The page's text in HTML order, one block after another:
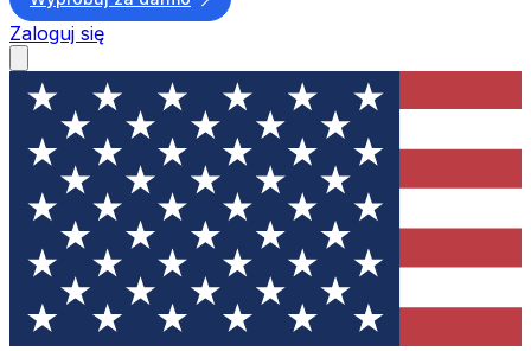
Zaloguj się